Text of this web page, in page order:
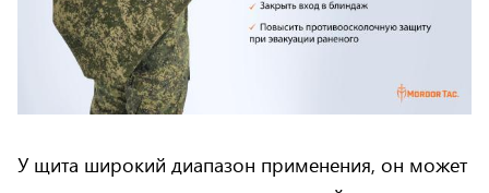
У щита широкий диапазон применения, он может